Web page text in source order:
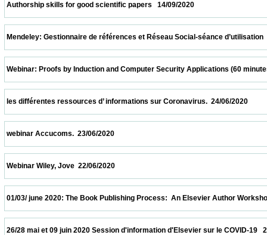
Authorship skills for good scientific papers   14/09/2020
Mendeley: Gestionnaire de références et Réseau Social-séance
Webinar: Proofs by Induction and Computer Security Applications
les différentes ressources d’ informations sur Coronavirus.  24/
webinar Accucoms.  23/06/2020
Webinar Wiley, Jove  22/06/2020
01/03/ june 2020: The Book Publishing Process:  An Elsevier
26/28 mai et 09 juin 2020 Session d'information d'Elsevier sur le